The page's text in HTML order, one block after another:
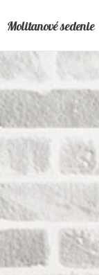
Molitanové sedenie